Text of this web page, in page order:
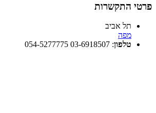
פרטי התקשרות
תל אביב
מפה
טלפון:
03-6918507 054-5277775